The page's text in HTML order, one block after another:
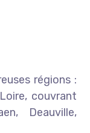
régions :
couvrant
Deauville,